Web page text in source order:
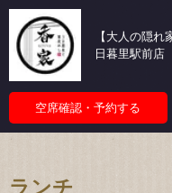
【大人の隠
日暮里駅前店
空席確認・予約する
ランチ